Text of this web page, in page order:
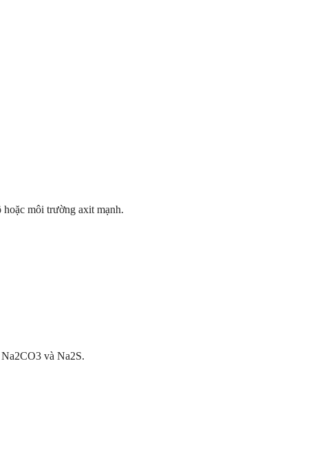
môi trường axit mạnh.
và Na2S.